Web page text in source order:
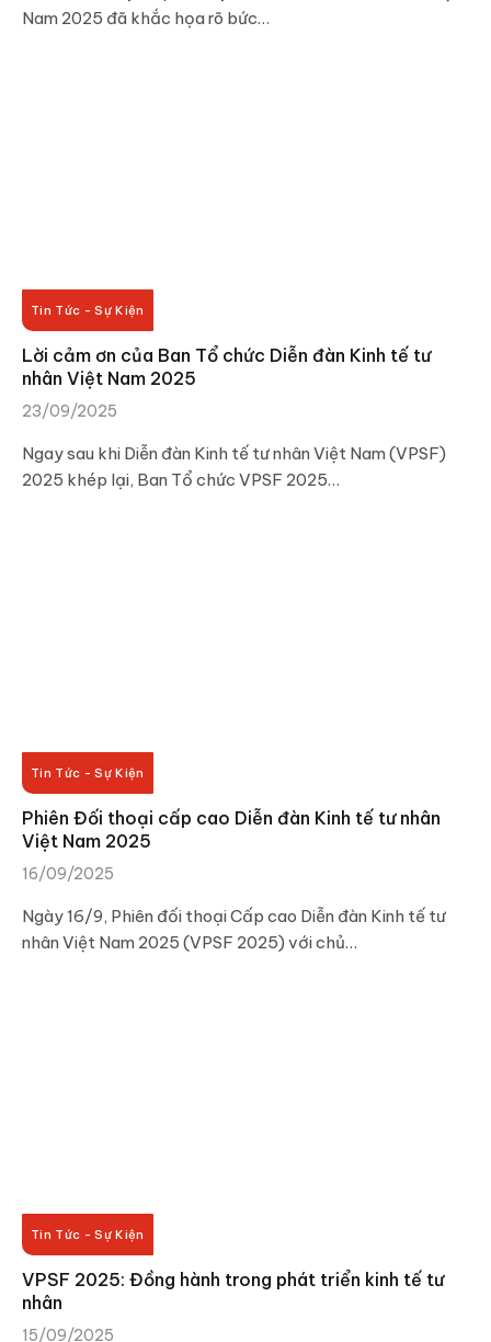
Nam 2025 đã khắc họa rõ bức…
Tin Tức - Sự Kiện
Lời cảm ơn của Ban Tổ chức Diễn đàn Kinh tế tư
nhân Việt Nam 2025
23/09/2025
Ngay sau khi Diễn đàn Kinh tế tư nhân Việt Nam (VPSF)
2025 khép lại, Ban Tổ chức VPSF 2025…
Tin Tức - Sự Kiện
Phiên Đối thoại cấp cao Diễn đàn Kinh tế tư nhân
Việt Nam 2025
16/09/2025
Ngày 16/9, Phiên đối thoại Cấp cao Diễn đàn Kinh tế tư
nhân Việt Nam 2025 (VPSF 2025) với chủ…
Tin Tức - Sự Kiện
VPSF 2025: Đồng hành trong phát triển kinh tế tư
nhân
15/09/2025